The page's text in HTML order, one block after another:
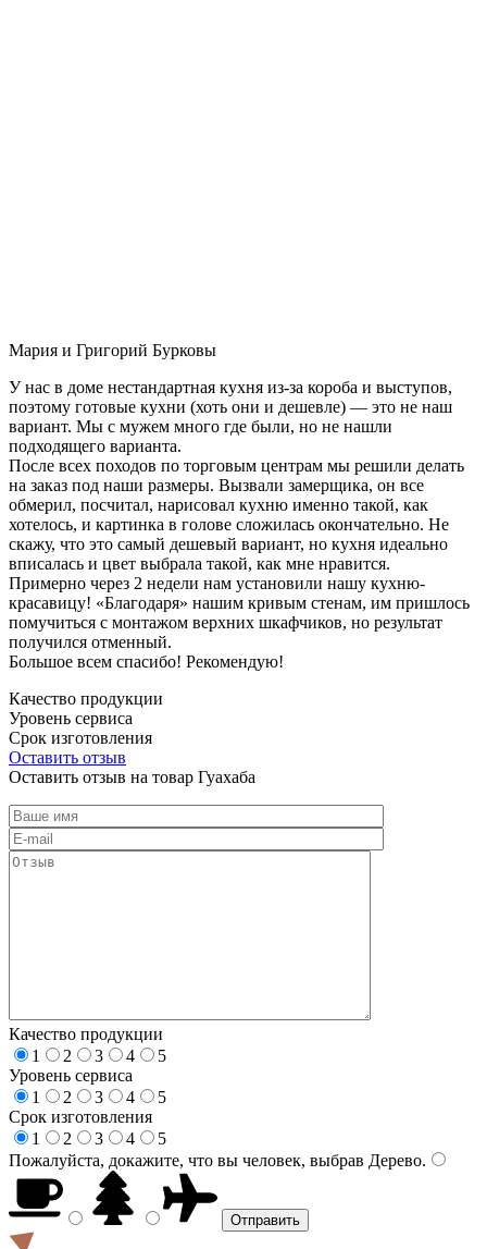
Мария и Григорий Бурковы
У нас в доме нестандартная кухня из-за короба и выступов,
поэтому готовые кухни (хоть они и дешевле) — это не наш
вариант. Мы с мужем много где были, но не нашли
подходящего варианта.
После всех походов по торговым центрам мы решили делать
на заказ под наши размеры. Вызвали замерщика, он все
обмерил, посчитал, нарисовал кухню именно такой, как
хотелось, и картинка в голове сложилась окончательно. Не
скажу, что это самый дешевый вариант, но кухня идеально
вписалась и цвет выбрала такой, как мне нравится.
Примерно через 2 недели нам установили нашу кухню-
красавицу! «Благодаря» нашим кривым стенам, им пришлось
помучиться с монтажом верхних шкафчиков, но результат
получился отменный.
Большое всем спасибо! Рекомендую!
Качество продукции
Уровень сервиса
Срок изготовления
Оставить отзыв
Оставить отзыв на товар Гуахаба
Качество продукции
1
2 3 4
5
Уровень сервиса
1
2 3 4
5
Срок изготовления
1
2 3 4
5
Пожалуйста, докажите, что вы человек, выбрав Дерево.